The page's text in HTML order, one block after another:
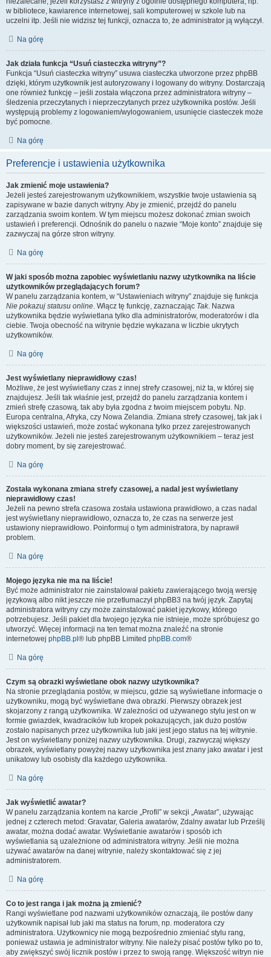
w bibliotece, kawiarence internetowej, sali komputerowej w szkole lub na
uczelni itp. Jeśli nie widzisz tej funkcji, oznacza to, że administrator ją wyłączył.
Na górę
Jak działa funkcja “Usuń ciasteczka witryny”?
Funkcja “Usuń ciasteczka witryny” usuwa ciasteczka utworzone przez phpBB
dzięki, którym użytkownik jest autoryzowany i logowany do witryny. Dostarczają
one również funkcję – jeśli została włączona przez administratora witryny –
śledzenia przeczytanych i nieprzeczytanych przez użytkownika postów. Jeśli
występują problemy z logowaniem/wylogowaniem, usunięcie ciasteczek może
być pomocne.
Na górę
Preferencje i ustawienia użytkownika
Jak zmienić moje ustawienia?
Jeżeli jesteś zarejestrowanym użytkownikiem, wszystkie twoje ustawienia są
zapisywane w bazie danych witryny. Aby je zmienić, przejdź do panelu
zarządzania swoim kontem. W tym miejscu możesz dokonać zmian swoich
ustawień i preferencji. Odnośnik do panelu o nazwie “Moje konto” znajduje się
zazwyczaj na górze stron witryny.
Na górę
W jaki sposób można zapobiec wyświetlaniu nazwy użytkownika na liście
użytkowników przeglądających forum?
W panelu zarządzania kontem, w “Ustawieniach witryny” znajduje się funkcja
Nie pokazuj statusu online. Włącz tę funkcję, zaznaczając Tak. Nazwa
użytkownika będzie wyświetlana tylko dla administratorów, moderatorów i dla
ciebie. Twoja obecność na witrynie będzie wykazana w liczbie ukrytych
użytkowników.
Na górę
Jest wyświetlany nieprawidłowy czas!
Możliwe, że jest wyświetlany czas z innej strefy czasowej, niż ta, w której się
znajdujesz. Jeśli tak właśnie jest, przejdź do panelu zarządzania kontem i
zmień strefę czasową, tak aby była zgodna z twoim miejscem pobytu. Np.
Europa centralna, Afryka, czy Nowa Zelandia. Zmiana strefy czasowej, tak jak i
większości ustawień, może zostać wykonana tylko przez zarejestrowanych
użytkowników. Jeżeli nie jesteś zarejestrowanym użytkownikiem – teraz jest
dobry moment, by się zarejestrować.
Na górę
Została wykonana zmiana strefy czasowej, a nadal jest wyświetlany
nieprawidłowy czas!
Jeżeli na pewno strefa czasowa została ustawiona prawidłowo, a czas nadal
jest wyświetlany nieprawidłowo, oznacza to, że czas na serwerze jest
ustawiony nieprawidłowo. Poinformuj o tym administratora, by naprawił
problem.
Na górę
Mojego języka nie ma na liście!
Być może administrator nie zainstalował pakietu zawierającego twoją wersję
językową albo nikt jeszcze nie przetłumaczył phpBB3 na twój język. Zapytaj
administratora witryny czy może zainstalować pakiet językowy, którego
potrzebujesz. Jeśli pakiet dla twojego języka nie istnieje, może spróbujesz go
utworzyć. Więcej informacji na ten temat można znaleźć na stronie
internetowej phpBB.pl ® lub phpBB Limited phpBB.com®
Na górę
Czym są obrazki wyświetlane obok nazwy użytkownika?
Na stronie przeglądania postów, w miejscu, gdzie są wyświetlane informacje o
użytkowniku, mogą być wyświetlane dwa obrazki. Pierwszy obrazek jest
skojarzony z rangą użytkownika. W zależności od używanego stylu jest on w
formie gwiazdek, kwadracików lub kropek pokazujących, jak dużo postów
zostało napisanych przez użytkownika lub jaki jest jego status na tej witrynie.
Jest on wyświetlany poniżej nazwy użytkownika. Drugi, zazwyczaj większy
obrazek, wyświetlany powyżej nazwy użytkownika jest znany jako awatar i jest
unikatowy lub osobisty dla każdego użytkownika.
Na górę
Jak wyświetlić awatar?
W panelu zarządzania kontem na karcie „Profil” w sekcji „Awatar”, używając
jednej z czterech metod: Gravatar, Galeria awatarów, Zdalny awatar lub Prześlij
awatar, można dodać awatar. Wyświetlanie awatarów i sposób ich
wyświetlania są uzależnione od administratora witryny. Jeśli nie można
używać awatarów na danej witrynie, należy skontaktować się z jej
administratorem.
Na górę
Co to jest ranga i jak można ją zmienić?
Rangi wyświetlane pod nazwami użytkowników oznaczają, ile postów dany
użytkownik napisał lub jaki ma status na forum, np. moderatora czy
administratora. Użytkownicy nie mogą bezpośrednio zmieniać stylu rang,
ponieważ ustawia je administrator witryny. Nie należy pisać postów tylko po to,
aby zwiększyć swój licznik postów i przez to swoją rangę. Większość witryn nie